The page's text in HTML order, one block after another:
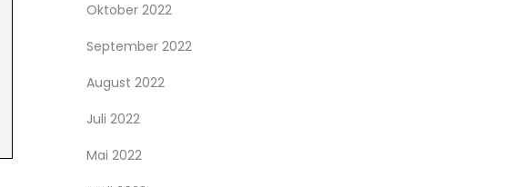
Oktober 2022
September 2022
August 2022
Juli 2022
Mai 2022